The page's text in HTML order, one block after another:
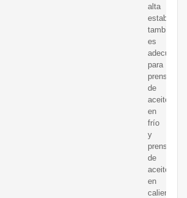
alta
estabilidad
también
es
adecuado
para
prensas
de
aceite
en
frío
y
prensas
de
aceite
en
caliente.